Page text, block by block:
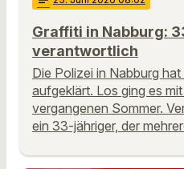
Graffiti in Nabburg:
verantwortlich
Die Polizei in Nabburg
aufgeklärt. Los ging es
vergangenen Sommer.
ein 33-jähriger, der